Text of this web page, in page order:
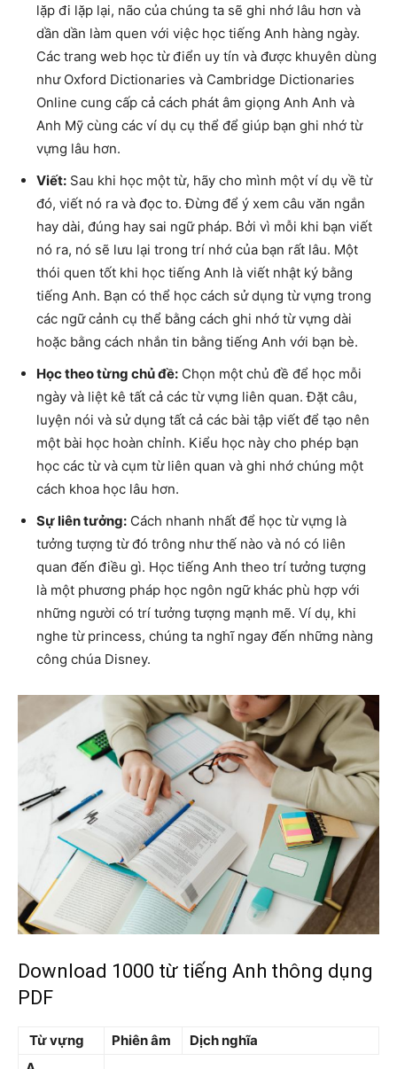
lặp đi lặp lại, não của chúng ta sẽ ghi nhớ lâu hơn và
dần dần làm quen với việc học tiếng Anh hàng ngày.
Các trang web học từ điển uy tín và được khuyên dùng
như Oxford Dictionaries và Cambridge Dictionaries
Online cung cấp cả cách phát âm giọng Anh Anh và
Anh Mỹ cùng các ví dụ cụ thể để giúp bạn ghi nhớ từ
vựng lâu hơn.
Viết: Sau khi học một từ, hãy cho mình một ví dụ về từ
đó, viết nó ra và đọc to. Đừng để ý xem câu văn ngắn
hay dài, đúng hay sai ngữ pháp. Bởi vì mỗi khi bạn viết
nó ra, nó sẽ lưu lại trong trí nhớ của bạn rất lâu. Một
thói quen tốt khi học tiếng Anh là viết nhật ký bằng
tiếng Anh. Bạn có thể học cách sử dụng từ vựng trong
các ngữ cảnh cụ thể bằng cách ghi nhớ từ vựng dài
hoặc bằng cách nhắn tin bằng tiếng Anh với bạn bè.
Học theo từng chủ đề: Chọn một chủ đề để học mỗi
ngày và liệt kê tất cả các từ vựng liên quan. Đặt câu,
luyện nói và sử dụng tất cả các bài tập viết để tạo nên
một bài học hoàn chỉnh. Kiểu học này cho phép bạn
học các từ và cụm từ liên quan và ghi nhớ chúng một
cách khoa học lâu hơn.
Sự liên tưởng: Cách nhanh nhất để học từ vựng là
tưởng tượng từ đó trông như thế nào và nó có liên
quan đến điều gì. Học tiếng Anh theo trí tưởng tượng
là một phương pháp học ngôn ngữ khác phù hợp với
những người có trí tưởng tượng mạnh mẽ. Ví dụ, khi
nghe từ princess, chúng ta nghĩ ngay đến những nàng
công chúa Disney.
Download 1000 từ tiếng Anh thông dụng
PDF
Từ vựng Phiên âm
Dịch nghĩa